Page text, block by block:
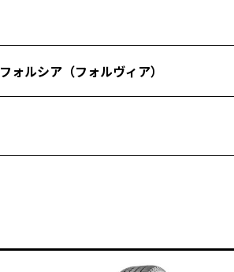
フォルシア（フォルヴィア）